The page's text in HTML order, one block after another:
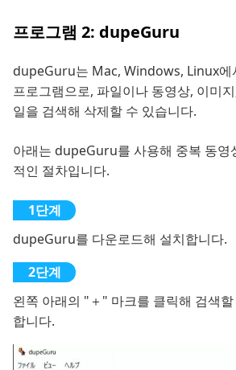
프로그램 2: dupeGuru
dupeGuru는 Mac, Windows, Linux에
프로그램으로, 파일이나 동영상, 이미
일을 검색해 삭제할 수 있습니다.
아래는 dupeGuru를 사용해 중복 동영
적인 절차입니다.
dupeGuru를 다운로드해 설치합니다.
왼쪽 아래의 "＋" 마크를 클릭해 검색
합니다.